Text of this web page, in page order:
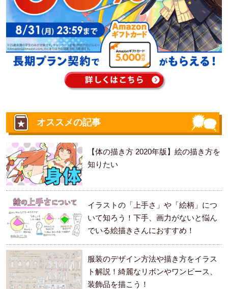
オススメの記事
【体の描き方 2020年版】絵の描き方を
知りたい
イラストの「上手さ」や「絵柄」につ
いて知ろう！下手、画力がないと悩ん
でいる絵描きさんにおすすめ！
服装のデザイン方法や描き方をイラス
ト解説！綺麗なリボンやワンピース、
装飾品を描こう！